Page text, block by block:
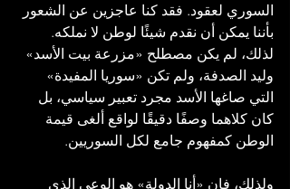
السوري لعقود. فقد كنا عاجزين عن الشعور
بأننا يمكن أن نقدم شيئًا لوطن لا نملكه.
لذلك، لم يكن مصطلح «مزرعة بيت الأسد»
وليد الصدفة، ولم تكن «سوريا المفيدة»
التي صاغها الأسد مجرد تعبير سياسي، بل
كان كلاهما وصفًا دقيقًا لواقع ألغى قيمة
الوطن كمفهوم جامع لكل السوريين.
ولذلك، فإن «أنا الدولة» هو الوعي الذي